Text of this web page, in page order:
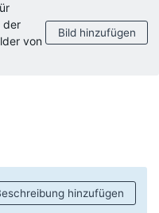
der
von
Bild hinzufügen
hinzufügen